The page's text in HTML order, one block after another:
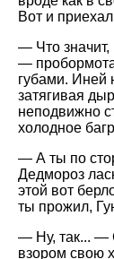
Вот и
— Что значит,
—
губами. Иней
затягивая
неподвижно
холодное
— А ты по
Дедмороз
этой вот
ты прожил,
— Ну, так... —
взором свою